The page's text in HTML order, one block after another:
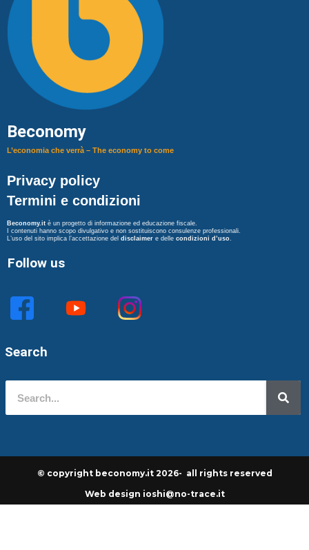
Beconomy
L’economia che verrà – The economy to come
Privacy policy
Termini e condizioni
Beconomy.it è un progetto di informazione ed educazione fiscale.
I contenuti hanno scopo divulgativo e non sostituiscono consulenze professionali.
L’uso del sito implica l’accettazione del disclaimer e delle condizioni d’uso.
Follow us
Search
© copyright beconomy.it 2026- all rights reserved
Web design ioshi@no-trace.it